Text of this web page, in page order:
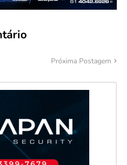
Próxima Postagem